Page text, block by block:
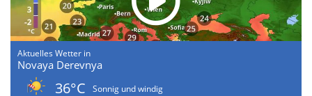
Aktuelles Wetter in
Novaya Derevnya
36°C
Sonnig und windig